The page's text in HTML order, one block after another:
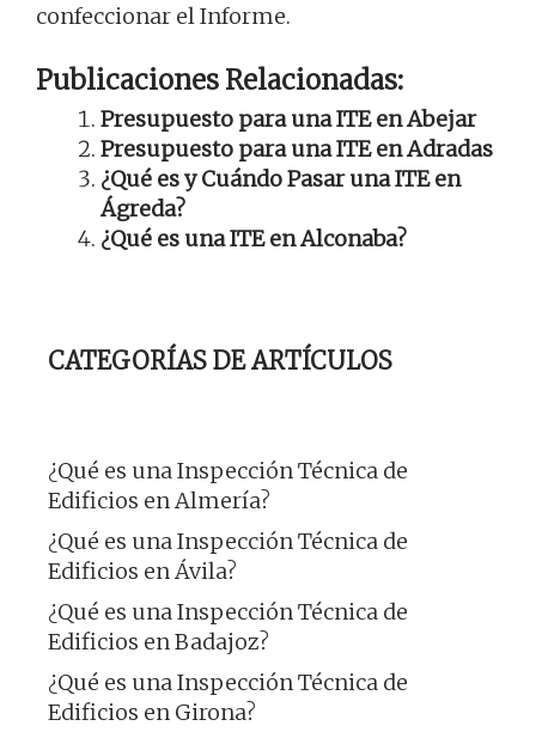
confeccionar el Informe.
Publicaciones Relacionadas:
Presupuesto para una ITE en Abejar
Presupuesto para una ITE en Adradas
¿Qué es y Cuándo Pasar una ITE en
Ágreda?
¿Qué es una ITE en Alconaba?
CATEGORÍAS DE ARTÍCULOS
¿Qué es una Inspección Técnica de
Edificios en Almería?
¿Qué es una Inspección Técnica de
Edificios en Ávila?
¿Qué es una Inspección Técnica de
Edificios en Badajoz?
¿Qué es una Inspección Técnica de
Edificios en Girona?